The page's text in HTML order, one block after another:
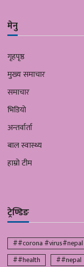
मेनु
गृहपृष्ठ
मुख्य समाचार
समाचार
भिडियो
अन्तर्वार्ता
बाल स्वास्थ्य
हाम्रो टीम
ट्रेण्डिङ
##corona #virus#nepal
##health
##nepal